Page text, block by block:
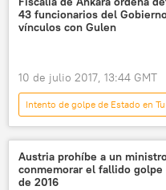
FETO
refugiados
43 funcionarios del
vínculos con Gulen
10 de julio 2017, 13:44 GMT
Intento de golpe de Estado en
🌍 Oriente Medio
Fethulá Gulen
FETO
noticias
Austria prohíbe a un
conmemorar el fallido golpe
de 2016